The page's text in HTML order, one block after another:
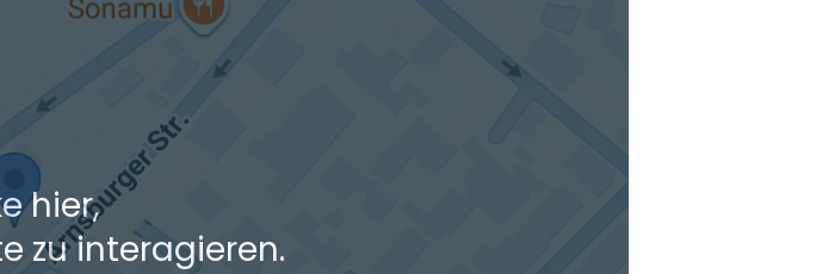
Dienstag morgens um 8:30.
hier,
zu interagieren.